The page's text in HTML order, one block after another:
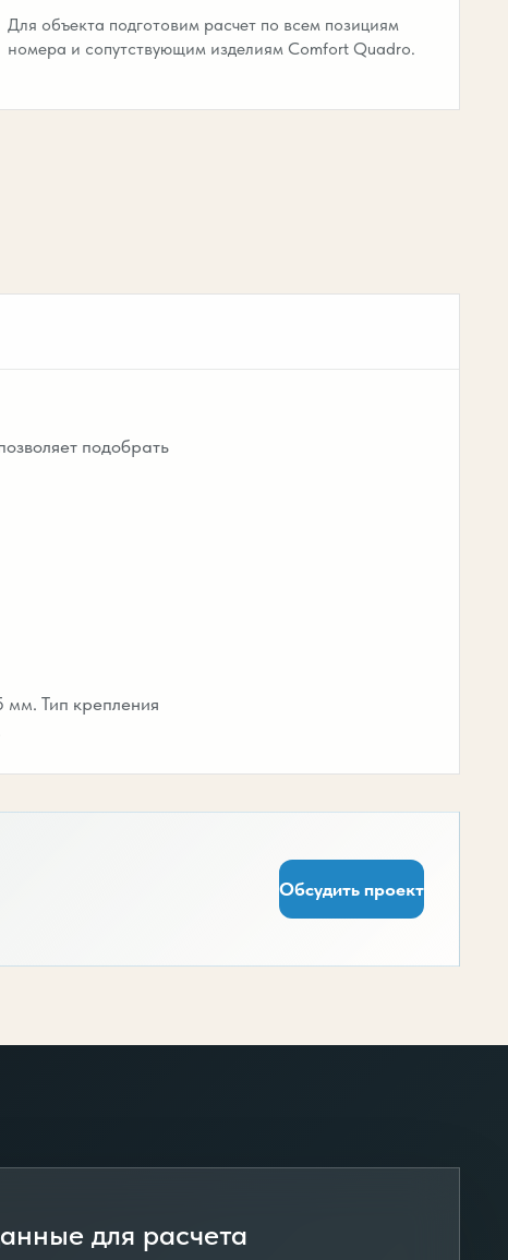
Для объекта подготовим расчет по всем позициям
номера и сопутствующим изделиям Comfort Quadro.
подобрать
Тип крепления
Обсудить проект
для расчета